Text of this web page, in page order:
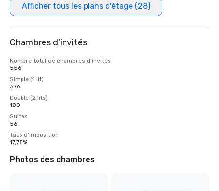
Afficher tous les plans d'étage (28)
Chambres d'invités
Nombre total de chambres d'invités
556
Simple (1 lit)
376
Double (2 lits)
180
Suites
56
Taux d'imposition
17,75%
Photos des chambres